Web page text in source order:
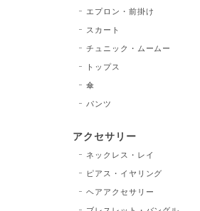
エプロン・前掛け
スカート
チュニック・ムームー
トップス
傘
パンツ
アクセサリー
ネックレス・レイ
ピアス・イヤリング
ヘアアクセサリー